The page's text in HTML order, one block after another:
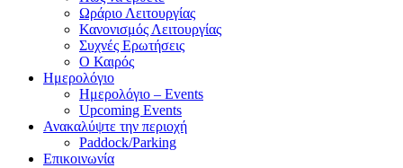
Ωράριο Λειτουργίας
Κανονισμός Λειτουργίας
Συχνές Ερωτήσεις
Ο Καιρός
Ημερολόγιο
Ημερολόγιο – Events
Upcoming Events
Ανακαλύψτε την περιοχή
Paddock/Parking
Επικοινωνία